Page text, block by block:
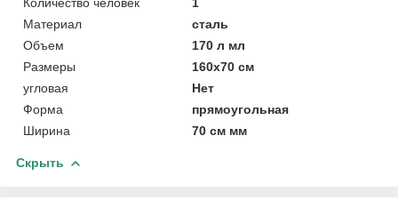
Материал
сталь
Объем
170 л мл
Размеры
160x70 см
угловая
Нет
Форма
прямоугольная
Ширина
70 см мм
Скрыть